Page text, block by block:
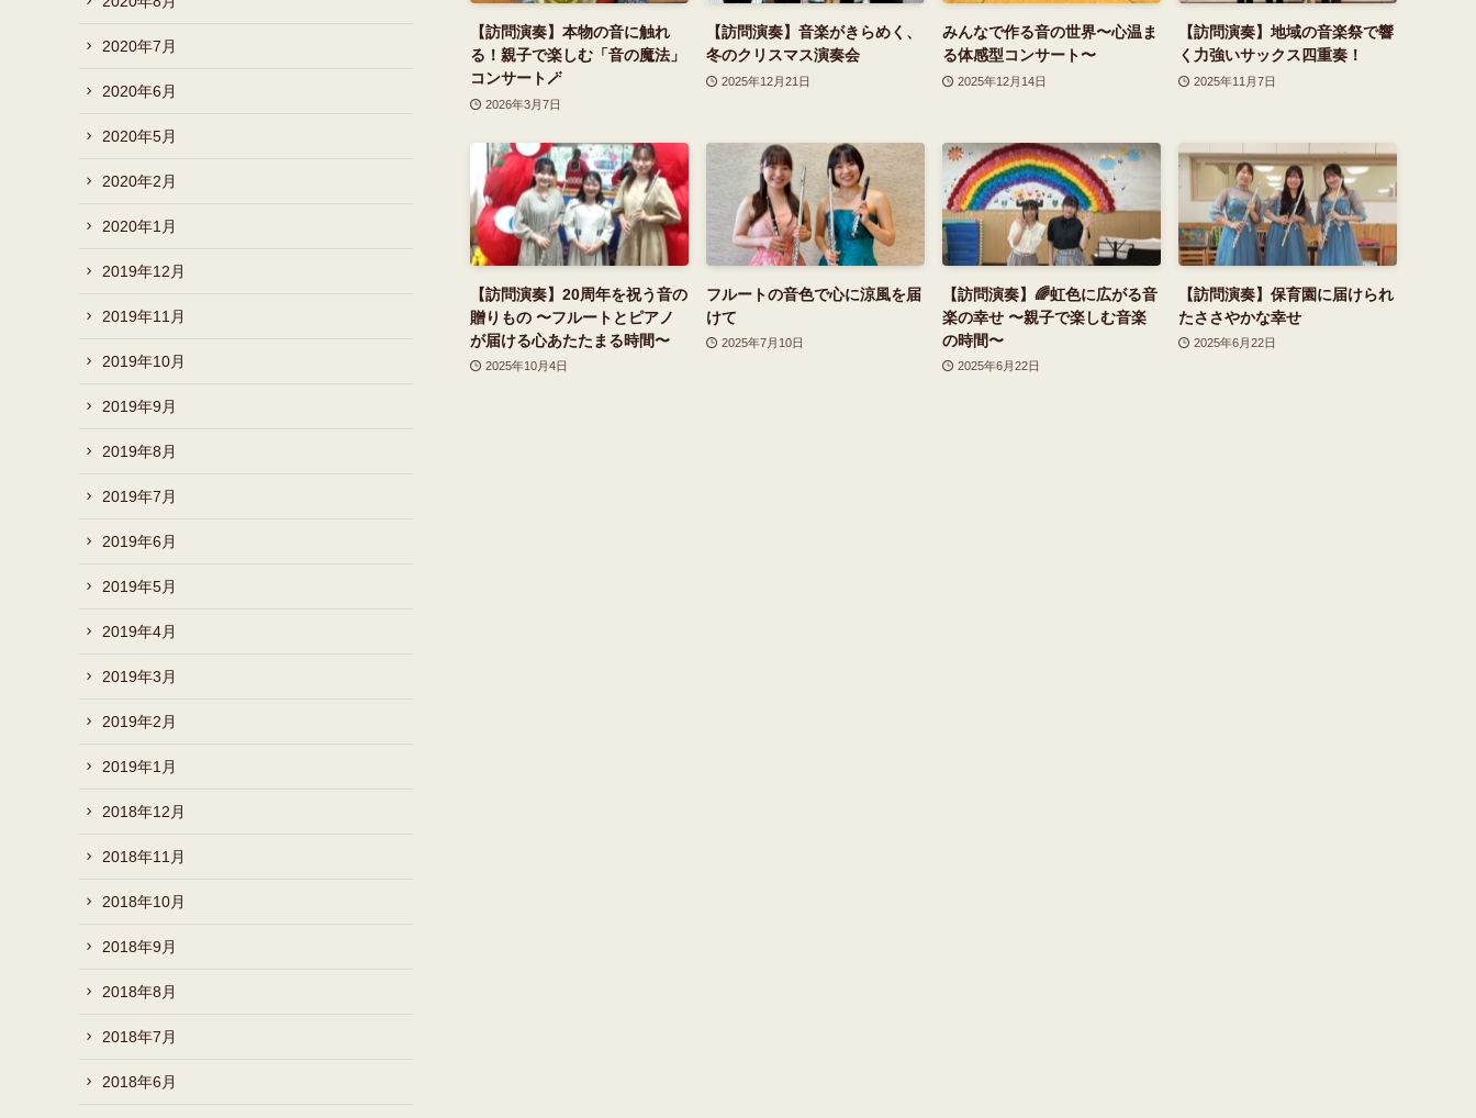
【訪問演奏】本物の音に触れ
る！親子で楽しむ「音の魔法」
コンサート🪄
2026年3月7日
【訪問演奏】音楽がきらめく、
冬のクリスマス演奏会
2025年12月21日
みんなで作る音の世界〜心温ま
る体感型コンサート〜
2025年12月14日
【訪問演奏】地域の音楽祭で響
く力強いサックス四重奏！
2025年11月7日
【訪問演奏】20周年を祝う音の
贈りもの 〜フルートとピアノ
が届ける心あたたまる時間〜
2025年10月4日
フルートの音色で心に涼風を届
けて
2025年7月10日
【訪問演奏】🌈虹色に広がる音
楽の幸せ 〜親子で楽しむ音楽
の時間〜
2025年6月22日
【訪問演奏】保育園に届けられ
たささやかな幸せ
2025年6月22日
2020年7月
2020年6月
2020年5月
2020年2月
2020年1月
2019年12月
2019年11月
2019年10月
2019年9月
2019年8月
2019年7月
2019年6月
2019年5月
2019年4月
2019年3月
2019年2月
2019年1月
2018年12月
2018年11月
2018年10月
2018年9月
2018年8月
2018年7月
2018年6月